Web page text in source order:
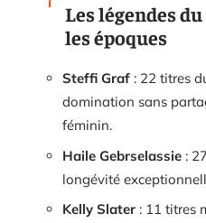
Les légendes
les époques
Steffi Graf : 22 titres
domination sans
féminin.
Haile Gebrselassie :
longévité
Kelly Slater : 11 titres